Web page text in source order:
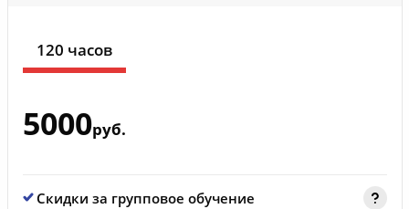
120 часов
5000руб.
Скидки за групповое обучение